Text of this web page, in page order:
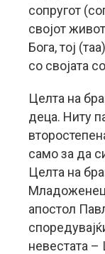
сопругот
својот
Бога, тој
со својата
Целта на
деца. Ниту
само за да
Целта на
апостол
невестата –